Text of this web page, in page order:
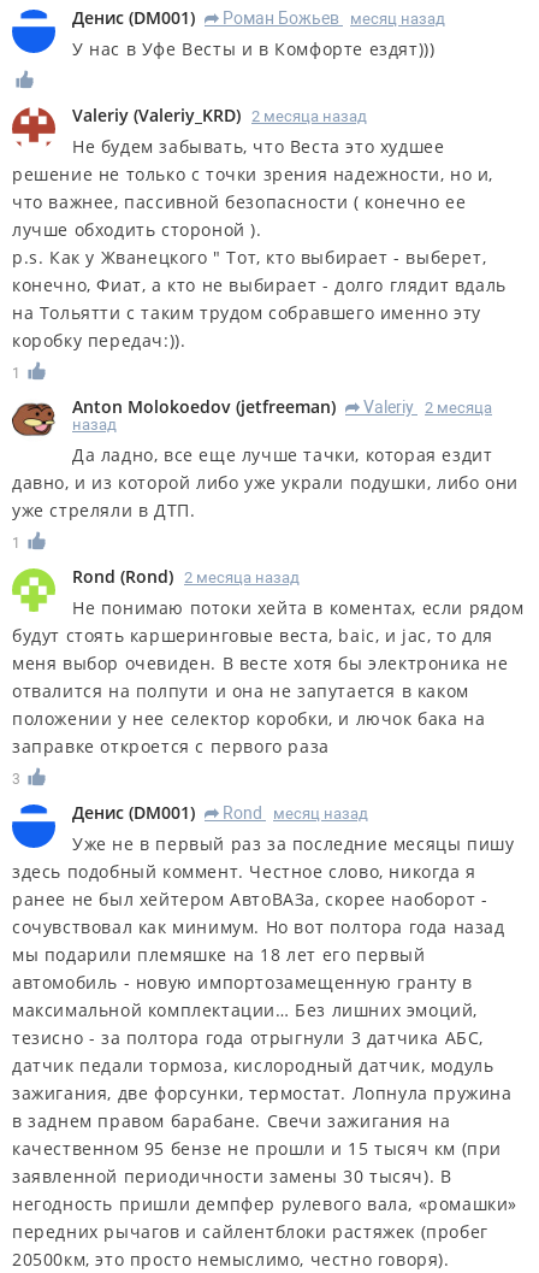
Денис (DM001) R Роман Божьев месяц назад
У нас в Уфе Весты и в Комфорте ездят)))
Valeriy (Valeriy_KRD) 2 месяца назад
Не будем забывать, что Веста это худшее
решение не только с точки зрения надежности, но и,
что важнее, пассивной безопасности ( конечно ее
лучше обходить стороной ).
p.s. Как у Жванецкого " Тот, кто выбирает - выберет,
конечно, Фиат, а кто не выбирает - долго глядит вдаль
на Тольятти с таким трудом собравшего именно эту
коробку передач:)).
1
Anton Molokoedov (jetfreeman) R Valeriy 2 месяца
назад
Да ладно, все еще лучше тачки, которая ездит
давно, и из которой либо уже украли подушки, либо они
уже стреляли в ДТП.
1
Rond (Rond) 2 месяца назад
Не понимаю потоки хейта в коментах, если рядом
будут стоять каршеринговые веста, baic, и jac, то для
меня выбор очевиден. В весте хотя бы электроника не
отвалится на полпути и она не запутается в каком
положении у нее селектор коробки, и лючок бака на
заправке откроется с первого раза
3
Денис (DM001) R Rond месяц назад
Уже не в первый раз за последние месяцы пишу
здесь подобный коммент. Честное слово, никогда я
ранее не был хейтером АвтоВАЗа, скорее наоборот -
сочувствовал как минимум. Но вот полтора года назад
мы подарили племяшке на 18 лет его первый
автомобиль - новую импортозамещенную гранту в
максимальной комплектации… Без лишних эмоций,
тезисно - за полтора года отрыгнули 3 датчика АБС,
датчик педали тормоза, кислородный датчик, модуль
зажигания, две форсунки, термостат. Лопнула пружина
в заднем правом барабане. Свечи зажигания на
качественном 95 бензе не прошли и 15 тысяч км (при
заявленной периодичности замены 30 тысяч). В
негодность пришли демпфер рулевого вала, «ромашки»
передних рычагов и сайлентблоки растяжек (пробег
20500км, это просто немыслимо, честно говоря).